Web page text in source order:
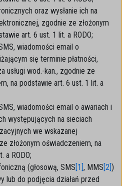
oraz wysłanie ich na
zgodnie ze złożonym
art. 6 ust. 1 lit. a RODO;
wiadomości email o
się terminie płatności,
usługi wod.-kan., zgodnie ze
na podstawie art. 6 ust. 1 lit. a
wiadomości email o awariach i
występujących na sieciach
we wskazanej
złożonym oświadczeniem, na
a RODO;
(głosową, SMS[1], MMS[2])
lub do podjęcia działań przed